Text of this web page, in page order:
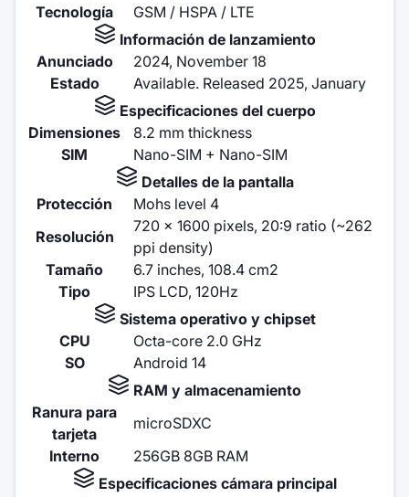
Tecnología
GSM / HSPA / LTE
Información de lanzamiento
Anunciado
2024, November 18
Estado
Available. Released 2025, January
Especificaciones del cuerpo
Dimensiones
8.2 mm thickness
SIM
Nano-SIM + Nano-SIM
Detalles de la pantalla
Protección
Mohs level 4
Resolución
720 x 1600 pixels, 20:9 ratio (~262
ppi density)
Tamaño
6.7 inches, 108.4 cm2
Tipo
IPS LCD, 120Hz
Sistema operativo y chipset
CPU
Octa-core 2.0 GHz
SO
Android 14
RAM y almacenamiento
Ranura para
tarjeta
microSDXC
Interno
256GB 8GB RAM
Especificaciones cámara principal